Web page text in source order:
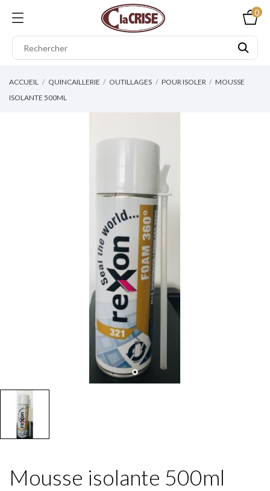
0
ACCUEIL QUINCAILLERIE OUTILLAGES POUR ISOLER
MOUSSE
ISOLANTE 500ML
Mousse isolante 500ml